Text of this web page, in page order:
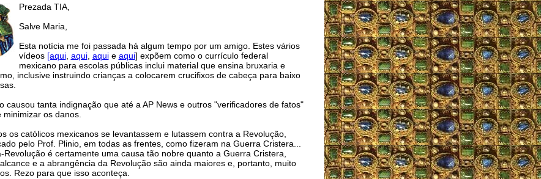
Prezada TIA,
Salve Maria,
Esta notícia me foi passada há algum tempo por um amigo. Estes vários
vídeos [aqui, aqui, aquie aqui] expõem como o currículo federal
mexicano para escolas públicas inclui material que ensina bruxaria e
inclusive instruindo crianças a colocarem crucifixos de cabeça para baixo
causou tanta indignação que até a AP News e outros "verificadores de fatos"
minimizar os danos.
os católicos mexicanos se levantassem e lutassem contra a Revolução,
pelo Prof. Plinio, em todas as frentes, como fizeram na Guerra Cristera...
Revolução é certamente uma causa tão nobre quanto a Guerra Cristera,
e a abrangência da Revolução são ainda maiores e, portanto, muito
Rezo para que isso aconteça.